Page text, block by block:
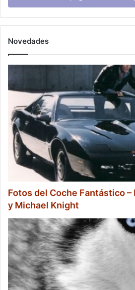
Novedades
Fotos del Coche Fantástico –
y Michael Knight